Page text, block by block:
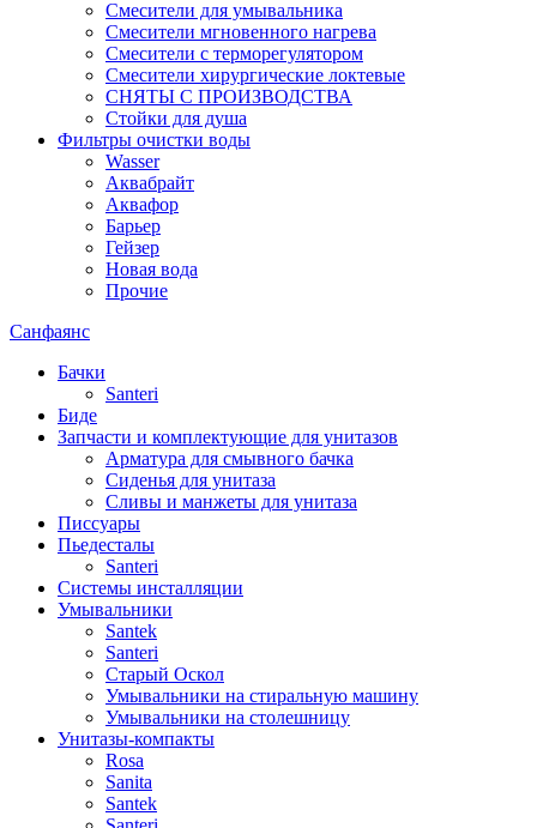
Смесители для умывальника
Смесители мгновенного нагрева
Смесители с терморегулятором
Смесители хирургические локтевые
СНЯТЫ С ПРОИЗВОДСТВА
Стойки для душа
Фильтры очистки воды
Wasser
Аквабрайт
Аквафор
Барьер
Гейзер
Новая вода
Прочие
Санфаянс
Бачки
Santeri
Биде
Запчасти и комплектующие для унитазов
Арматура для смывного бачка
Сиденья для унитаза
Сливы и манжеты для унитаза
Писсуары
Пьедесталы
Santeri
Системы инсталляции
Умывальники
Santek
Santeri
Старый Оскол
Умывальники на стиральную машину
Умывальники на столешницу
Унитазы-компакты
Rosa
Sanita
Santek